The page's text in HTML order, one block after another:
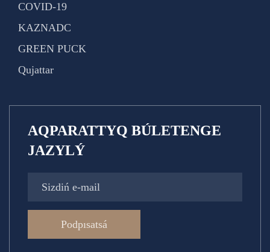
COVID-19
KAZNADC
GREEN PUCK
Qujattar
AQPARATTYQ BÚLETENGE
JAZYLÝ
Podpısatsá